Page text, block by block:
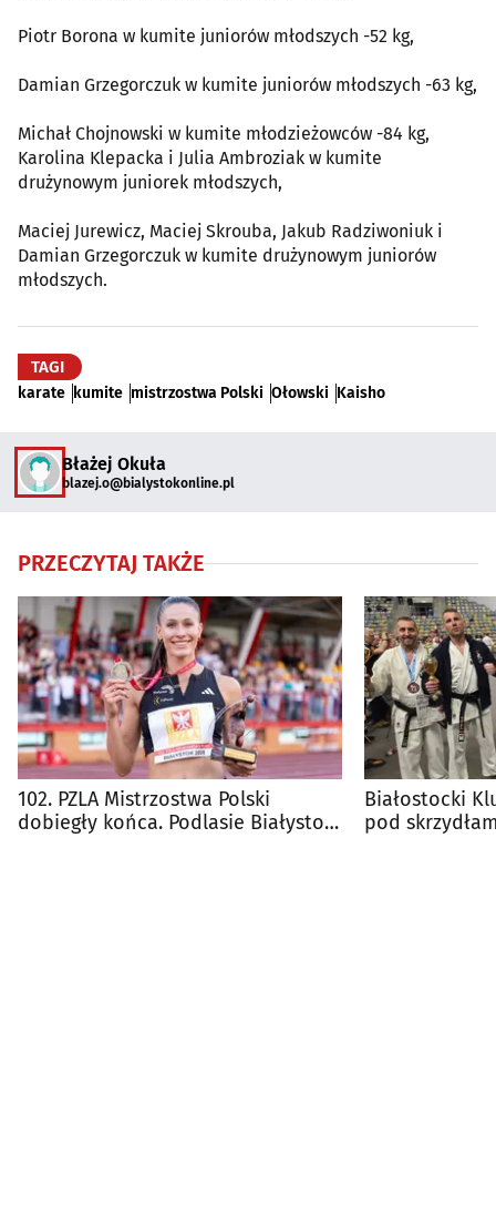
Piotr Borona w kumite juniorów młodszych -52 kg,
Damian Grzegorczuk w kumite juniorów młodszych -63 kg,
Michał Chojnowski w kumite młodzieżowców -84 kg,
Karolina Klepacka i Julia Ambroziak w kumite
drużynowym juniorek młodszych,
Maciej Jurewicz, Maciej Skrouba, Jakub Radziwoniuk i
Damian Grzegorczuk w kumite drużynowym juniorów
młodszych.
TAGI
karate kumite mistrzostwa Polski Ołowski Kaisho
Błażej Okuła
blazej.o@bialystokonline.pl
PRZECZYTAJ TAKŻE
102. PZLA Mistrzostwa Polski
dobiegły końca. Podlasie Białystok
Białostocki
pod